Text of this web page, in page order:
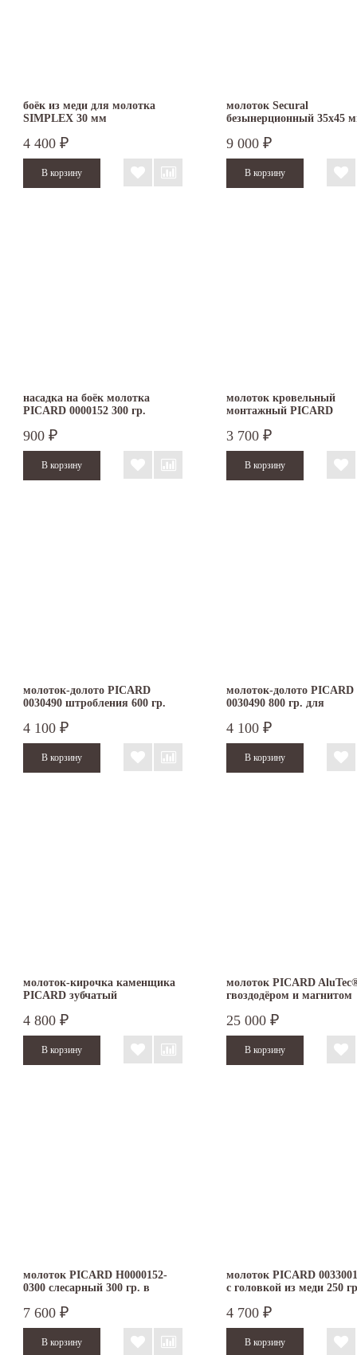
боёк из меди для молотка
SIMPLEX 30 мм
4 400 ₽
молоток Secural
безынерционный 35х45
9 000 ₽
насадка на боёк молотка
PICARD 0000152 300 гр.
900 ₽
молоток кровельный
монтажный PICARD
3 700 ₽
молоток-долото PICARD
0030490 штробления 600 гр.
4 100 ₽
молоток-долото PICARD
0030490 800 гр. для
4 100 ₽
молоток-кирочка каменщика
PICARD зубчатый
4 800 ₽
молоток PICARD
гвоздодёром и магнитом
25 000 ₽
молоток PICARD H0000152-
0300 слесарный 300 гр. в
7 600 ₽
молоток PICARD
с головкой из меди 250
4 700 ₽